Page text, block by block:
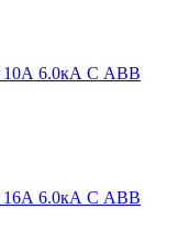
10А 6.0кА С АВВ
16А 6.0кА С АВВ